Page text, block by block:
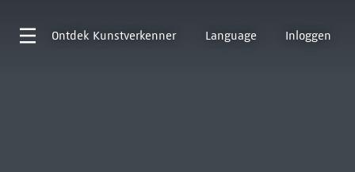
Ontdek Kunstverkenner Language Inloggen